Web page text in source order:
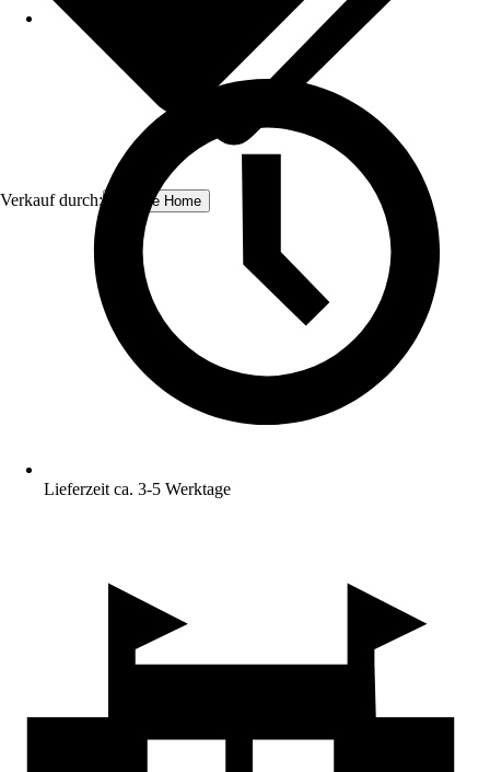
Verkauf durch: Schulte Home
Lieferzeit ca. 3-5 Werktage